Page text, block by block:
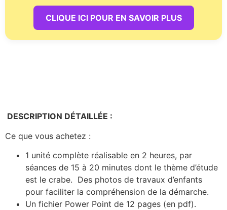
CLIQUE ICI POUR EN SAVOIR PLUS
DESCRIPTION DÉTAILLÉE :
Ce que vous achetez :
1 unité complète réalisable en 2 heures, par
séances de 15 à 20 minutes dont le thème d’étude
est le crabe. Des photos de travaux d’enfants
pour faciliter la compréhension de la démarche.
Un fichier Power Point de 12 pages (en pdf).